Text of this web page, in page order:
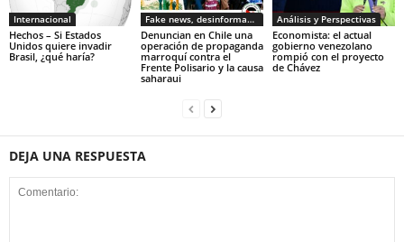
Internacional
Hechos – Si Estados
Unidos quiere invadir
Brasil, ¿qué haría?
Fake news, desinformacion
Denuncian en Chile una
operación de propaganda
marroquí contra el
Frente Polisario y la causa
saharaui
Análisis y Perspectivas
Economista: el actual
gobierno venezolano
rompió con el proyecto
de Chávez
DEJA UNA RESPUESTA